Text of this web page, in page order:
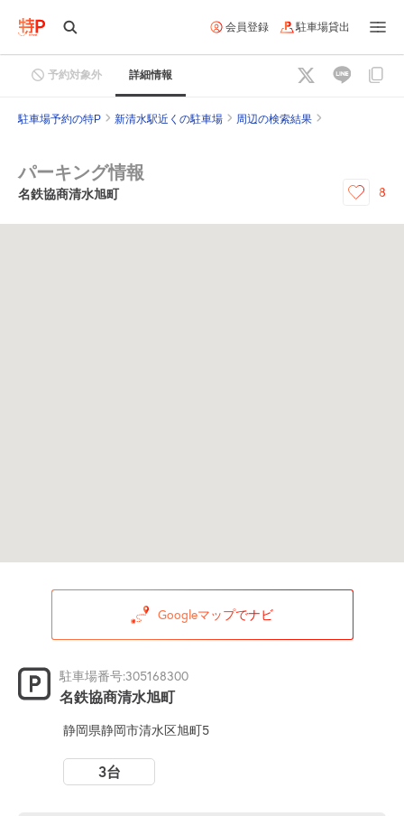
会員登録 駐車場貸出
予約対象外 詳細情報
駐車場予約の特P 新清水駅近くの駐車場 周辺の検索結果
パーキング情報
名鉄協商清水旭町 8
Googleマップでナビ
駐車場番号:305168300
名鉄協商清水旭町
静岡県静岡市清水区旭町5
3台